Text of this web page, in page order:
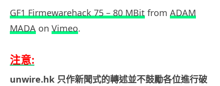
GF1 Firmewarehack 75 – 80 MBit from ADAM
MADA on Vimeo.
注意:
unwire.hk 只作新聞式的轉述並不鼓勵各位進行破